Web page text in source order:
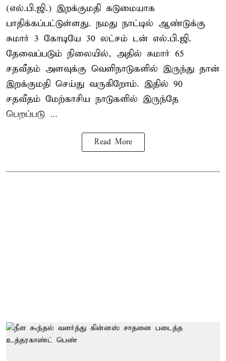
(எல்.பி.ஜி.) இறக்குமதி கடுமையாக
பாதிக்கப்பட்டுள்ளது. நமது நாட்டில் ஆண்டுக்கு
சுமார் 3 கோடியே 30 லட்சம் டன் எல்.பி.ஜி.
தேவைப்படும் நிலையில், அதில் சுமார் 65
சதவீதம் அளவுக்கு வெளிநாடுகளில் இருந்து தான்
இறக்குமதி செய்து வருகிறோம். இதில் 90
சதவீதம் மேற்காசிய நாடுகளில் இருந்தே
பெறப்படு ...
Read More